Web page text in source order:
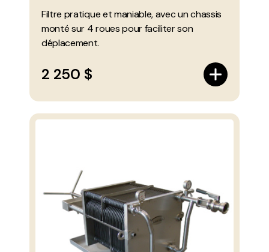
Filtre pratique et maniable, avec un chassis
monté sur 4 roues pour faciliter son
déplacement.
2 250 $